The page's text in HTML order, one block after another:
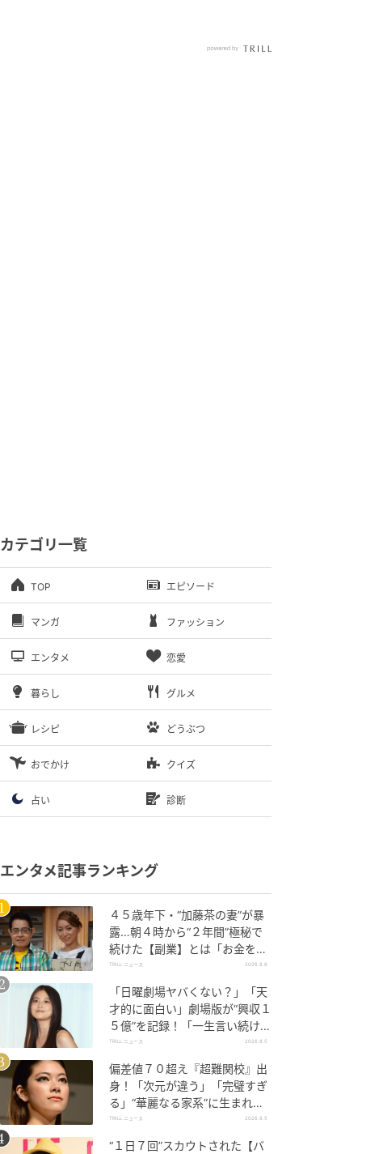
カテゴリ一覧
TOP エピソード
マンガ ファッション
エンタメ 恋愛
暮らし グルメ
レシピ どうぶつ
おでかけ クイズ
占い 診断
エンタメ記事ランキング
４５歳年下・“加藤茶の妻”が暴
露…朝４時から“２年間”極秘で
続けた【副業】とは「お金を稼
ぐのって大変」
TRILL ニュース 2026.8.6
「日曜劇場ヤバくない？」「天
才的に面白い」劇場版が“興収１
５億”を記録！「一生言い続け
る」放送後も続く“切望の声”
TRILL ニュース 2026.8.5
偏差値７０超え『超難関校』出
身！「次元が違う」「完璧すぎ
る」“華麗なる家系”に生まれた
【規格外の逸材】
TRILL ニュース 2026.8.5
“１日７回”スカウトされた【バ